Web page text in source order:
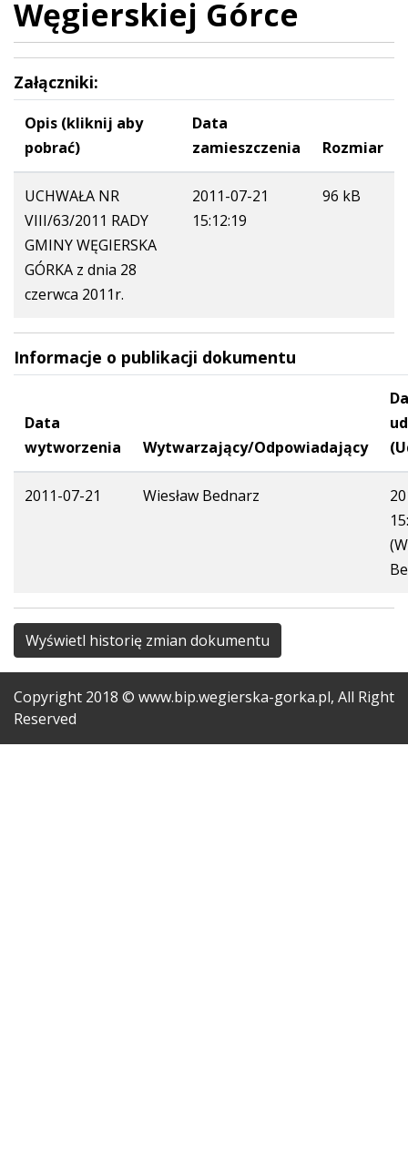
Węgierskiej Górce
Załączniki:
Opis (kliknij aby
pobrać)
Data
zamieszczenia
Rozmiar
UCHWAŁA NR
VIII/63/2011 RADY
GMINY WĘGIERSKA
GÓRKA z dnia 28
czerwca 2011r.
2011-07-21
15:12:19
96 kB
Informacje o publikacji dokumentu
Data
wytworzenia
Wytwarzający/Odpowiadający
2011-07-21 Wiesław Bednarz
Wyświetl historię zmian dokumentu
Copyright 2018 © www.bip.wegierska-gorka.pl, All Right
Reserved